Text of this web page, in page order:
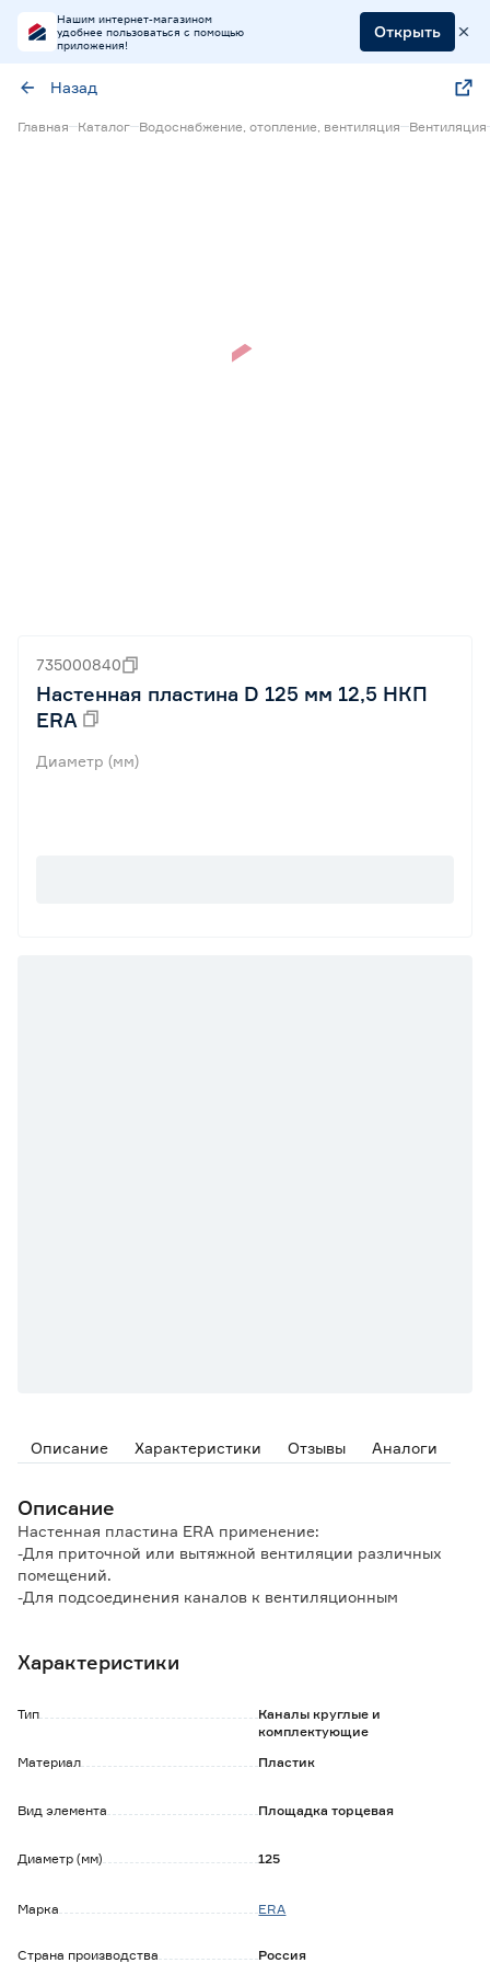
Нашим интернет-магазином
удобнее пользоваться с помощью
приложения!
Открыть
Назад
Главная Каталог Водоснабжение, отопление, вентиляция Вентиляция
735000840
Настенная пластина D 125 мм 12,5 НКП
ERA
Диаметр (мм)
Описание Характеристики Отзывы Аналоги
Описание
Настенная пластина ERA применение:
-Для приточной или вытяжной вентиляции различных
помещений.
-Для подсоединения каналов к вентиляционным
-Изготавливается из пластика белого цвета.
-Крепится к стене при помощи шурупов.
Характеристики
Тип
Каналы круглые и
комплектующие
Материал
Пластик
Вид элемента Площадка торцевая
Диаметр (мм) 125
Марка ERA
Страна производства Россия